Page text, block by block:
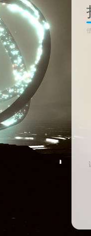
率，增强网站品牌记忆
不想改代码，推荐
何代码前，建议先备份
是一个底部通栏，显示
添加（推荐）
要修改任何主题文件，
到